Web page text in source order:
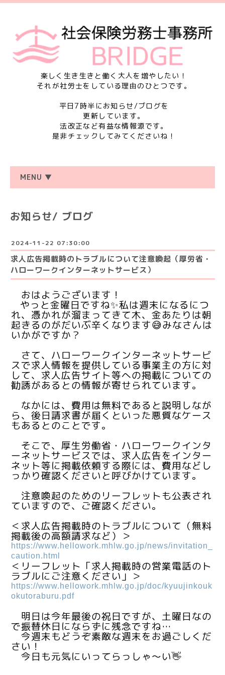
楽しく生き生きと働く大人を増やしたい！
それが社労士をしている理由のひとつです。
平日7時半にお知らせ/ブログを
更新しています。
法改正など有益な情報源です。
是非チェックしてみてくださいね！
MENU ▼
お知らせ/ ブログ
2024-11-22 07:30:00
求人広告掲載時のトラブルについて注意喚起（厚労省・
ハローワークインターネットサービス）
おはようございます！
やっと金曜日ですね✨私は週末になるにつ
れ、憑かれが溜まってきて木、金あたりは朝
起きるのがだいぶ辛くなります😅みなさんは
いかがですか？
さて、 ハローワークインターネットサービ
スで求人情報を提供している事業主の方に対
して、求人広告サイト等への掲載についての
勧誘があるとの情報が寄せられています。
なかには、費用は無料であると説明しなが
ら、後日請求書が届くといった悪質なケース
もあるとのことです。
そこで、厚生労働省・ハローワークインタ
ーネットサービスでは、求人広告をインター
ネット等に掲載依頼する際には、費用などし
っかり確認くださいと呼びかけています。
注意喚起のためのリーフレットも公表され
ていますので、ご確認ください。
＜求人広告掲載時のトラブルについて（無料
掲載後の高額請求など）＞
https://www.hellowork.mhlw.go.jp/news/invitation_
caution.html
＜リーフレット「求人掲載時の営業電話のト
ラブルにご注意ください」＞
https://www.hellowork.mhlw.go.jp/doc/kyuujinkouk
okutoraburu.pdf
明日は今年最後の祝日ですが、土曜日なの
で振替休日にならずに残念ですね…
今週末もどうぞ素敵な週末をお過ごしくだ
さい！
今日も元気にいってらっしゃ～い👋